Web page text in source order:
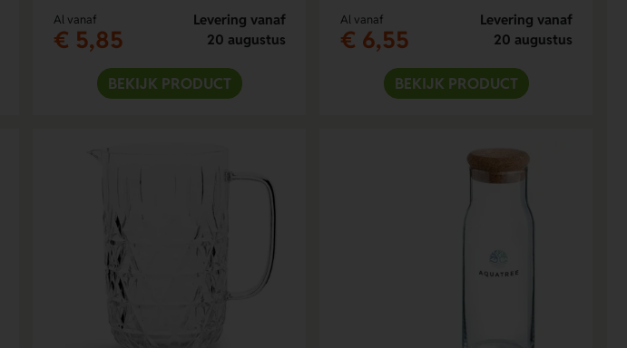
Al vanaf
€ 5,85
Levering vanaf
20 augustus
BEKIJK PRODUCT
Al vanaf
€ 6,55
Levering vanaf
20 augustus
BEKIJK PRODUCT